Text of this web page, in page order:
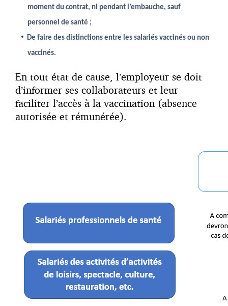
moment du contrat, ni pendant l’embauche, sauf
personnel de santé ;
De faire des distinctions entre les salariés vaccinés ou non
vaccinés.
En tout état de cause, l’employeur se doit
d’informer ses collaborateurs et leur
faciliter l’accès à la vaccination (absence
autorisée et rémunérée).